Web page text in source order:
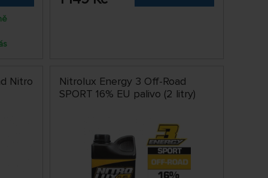
Nitro
Nitrolux Energy 3 Off-Road
SPORT 16% EU palivo (2 litry)